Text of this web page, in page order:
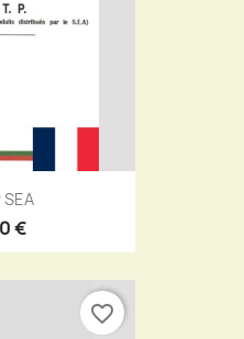
SEA
€
favorite_border